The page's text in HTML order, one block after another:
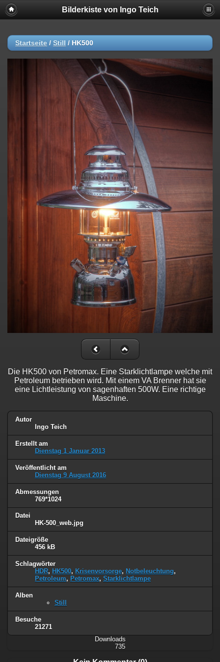
Bilderkiste von Ingo Teich
Startseite / Still / HK500
Die HK500 von Petromax. Eine Starklichtlampe welche mit
Petroleum betrieben wird. Mit einem VA Brenner hat sie
eine Lichtleistung von sagenhaften 500W. Eine richtige
Maschine.
Autor
Ingo Teich
Erstellt am
Dienstag 1 Januar 2013
Veröffentlicht am
Dienstag 9 August 2016
Abmessungen
769*1024
Datei
HK-500_web.jpg
Dateigröße
456 kB
Schlagwörter
HDR, HK500, Krisenvorsorge, Notbeleuchtung,
Petroleum, Petromax, Starklichtlampe
Alben
Still
Besuche
21271
Downloads
735